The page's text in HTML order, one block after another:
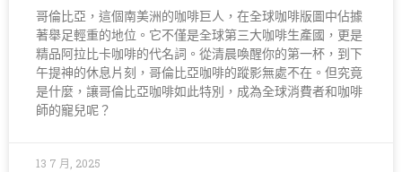
哥倫比亞，這個南美洲的咖啡巨人，在全球咖啡版圖中佔據
著舉足輕重的地位。它不僅是全球第三大咖啡生產國，更是
精品阿拉比卡咖啡的代名詞。從清晨喚醒你的第一杯，到下
午提神的休息片刻，哥倫比亞咖啡的蹤影無處不在。但究竟
是什麼，讓哥倫比亞咖啡如此特別，成為全球消費者和咖啡
師的寵兒呢？
13 7 月, 2025